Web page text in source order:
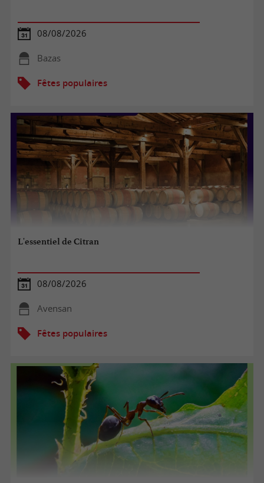
08/08/2026
Bazas
Fêtes populaires
L'essentiel de Citran
08/08/2026
Avensan
Fêtes populaires